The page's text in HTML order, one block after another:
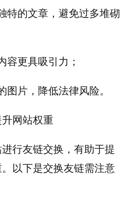
特的文章，避免过多堆砌
容更具吸引力；
图片，降低法律风险。
网站权重
行友链交换，有助于提
以下是交换友链需注意